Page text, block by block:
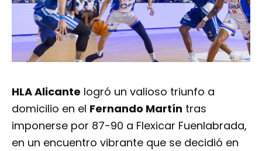
HLA Alicante logró un valioso triunfo a
domicilio en el Fernando Martín tras
imponerse por 87-90 a Flexicar Fuenlabrada,
en un encuentro vibrante que se decidió en